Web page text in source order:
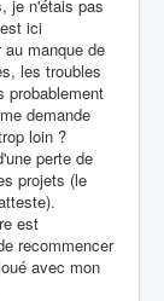
je n'étais pas
ici
manque de
les troubles
probablement
demande
loin ?
perte de
projets (le
est
recommencer
avec mon